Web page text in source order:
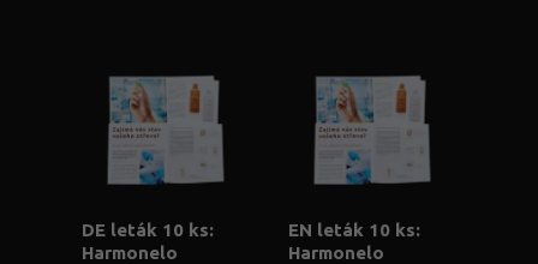
DE leták 10 ks:
Harmonelo
EN leták 10 ks:
Harmonelo